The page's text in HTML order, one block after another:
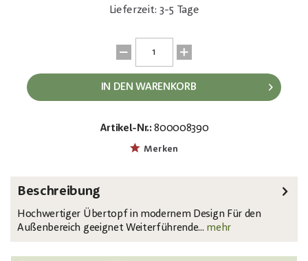
Lieferzeit: 3-5 Tage
IN DEN WARENKORB
Artikel-Nr.: 800008390
Merken
Beschreibung
Hochwertiger Übertopf in modernem Design Für den
Außenbereich geeignet Weiterführende... mehr